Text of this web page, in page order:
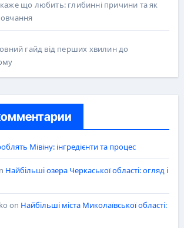
що любить: глибинні причини та як
гайд від перших хвилин до
Мівіну: інгредієнти та процес
Найбільші озера Черкаської області: огляд і
on Найбільші міста Миколаївської області: